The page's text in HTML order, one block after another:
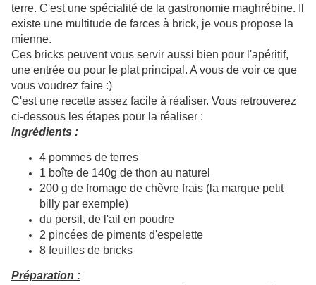
terre. C'est une spécialité de la gastronomie maghrébine. Il
existe une multitude de farces à brick, je vous propose la
mienne.
Ces bricks peuvent vous servir aussi bien pour l'apéritif,
une entrée ou pour le plat principal. A vous de voir ce que
vous voudrez faire :)
C'est une recette assez facile à réaliser. Vous retrouverez
ci-dessous les étapes pour la réaliser :
Ingrédients :
4 pommes de terres
1 boîte de 140g de thon au naturel
200 g de fromage de chèvre frais (la marque petit
billy par exemple)
du persil, de l'ail en poudre
2 pincées de piments d'espelette
8 feuilles de bricks
Préparation :